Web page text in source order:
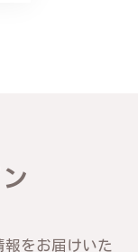
をお届けいた